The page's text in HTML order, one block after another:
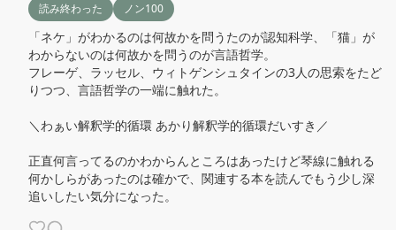
読み終わった ノン100
「ネケ」がわかるのは何故かを問うたのが認知科学、「猫」が
わからないのは何故かを問うのが言語哲学。
フレーゲ、ラッセル、ウィトゲンシュタインの3人の思索をたど
りつつ、言語哲学の一端に触れた。
＼わぁい解釈学的循環 あかり解釈学的循環だいすき／
正直何言ってるのかわからんところはあったけど琴線に触れる
何かしらがあったのは確かで、関連する本を読んでもう少し深
追いしたい気分になった。